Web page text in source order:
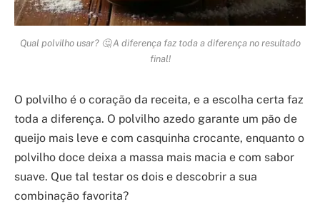
Qual polvilho usar? 🤔 A diferença faz toda a diferença no resultado
final!
O polvilho é o coração da receita, e a escolha certa faz
toda a diferença. O polvilho azedo garante um pão de
queijo mais leve e com casquinha crocante, enquanto o
polvilho doce deixa a massa mais macia e com sabor
suave. Que tal testar os dois e descobrir a sua
combinação favorita?